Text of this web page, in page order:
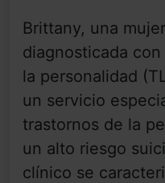
Brittany, una
diagnosticada
la personalidad
un servicio
trastornos de la
un alto riesgo
clínico se